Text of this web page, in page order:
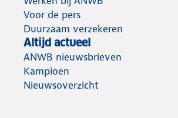
Voor de pers
Duurzaam verzekeren
Altijd actueel
ANWB nieuwsbrieven
Kampioen
Nieuwsoverzicht